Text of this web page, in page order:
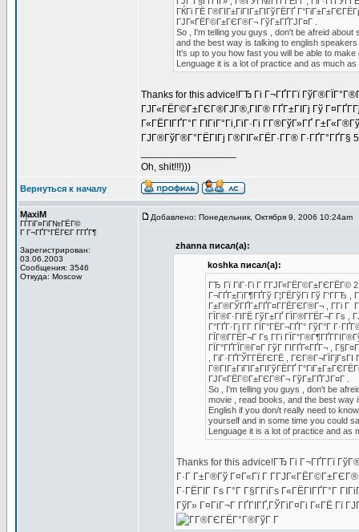
ГЌГі ГЁ Г®ГІГ±ГіГІГ±ГІГўГЁГҐ
ГЈГ«ГЁГ©Г±ГЄГ®Г¬ ГўГ±ГҐГЈГ¤Г .
So , I'm telling you guys , don't be afreid
and the best way is talking to english
It's up to you how fast you will be able to
Lenguage it is a lot of practice and as much
Thanks for this advice!ГЂ Гі Г¬ГҐГ­Гї
ГЈГ«ГЁГ©Г±ГЄГ®ГЈГ®,ГІГ® ГҐГ±ГІГј Гў
Г«ГЁГІГҐГ°Г ГІГіГ°Гі,ГіГ·Гі Г­Г®ГўГ»ГҐ
ГЈГ®ГўГ®Г°ГЁГІГј Г®ГІГ«ГЁГ·Г­Г® Г·ГҐГ°ГҐГ§
Oh, shit!!!)))
Вернуться к началу
MaxiM
ГЃГіГ¤ГіГ№ГЁГ©
Г Г¬ГҐГ°ГЁГЄГ Г­ГҐГ¶
Зарегистрирован:
03.06.2003
Сообщения: 3546
Откуда: Moscow
Добавлено: Понедельник, Октября 9, 2006 10:24am
zhanna писал(а):
koshka писал(а):
ГЂ Гї ГіГ·Гі Г
Г¬ГҐГ±ГїГ¶ГҐГў Г¦ГЁГўГї Гў
Г±Г®ГЎГҐГ±ГҐГ¤Г­ГЁГЄГ®Г¬ , Г­Гі Г
ГЇГ®Г·ГІГЁ ГўГ±ГҐ ГЇГ®Г­ГЁГ¬Г Гѕ
Г°ГҐГ·Гј Г­Г ГЇГ°ГЁГ¬ГҐГ° ГўГ°Г
ГЇГ®Г­ГЁГ¬Г Гѕ Г­Гі
ГЇГ°ГҐГЇГ®Г¤Г ГўГ ГІГҐГ«ГҐГ¬ ,
, ГіГ·ГҐГЎГ­ГЁГЄГЁ ,
Г®ГІГ±ГіГІГ±ГІГўГЁГҐ
ГЈГ«ГЁГ©Г±ГЄГ®Г¬ ГўГ±ГҐГЈГ¤Г .
So , I'm telling you guys , don't be
movie , read books, and the best way
English if you don/t really need to
yourself and in some time you could
Lenguage it is a lot of practice and as
Thanks for this advice!ГЂ Гі Г¬ГҐГ­Гї
Г·Г Г±Г®Гў Г¤Г«Гї Г
Г·ГЁГІГ Гѕ Г°Г Г§Г­ГіГѕ Г«ГЁГІГҐГ°Г
ГўГ» Г¤ГіГ¬Г ГҐГІГҐ,ГЎГіГ¤Гі Г«ГЁ Гї